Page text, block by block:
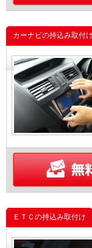
カーナビの持込み取付け
ＥＴＣの持込み取付け